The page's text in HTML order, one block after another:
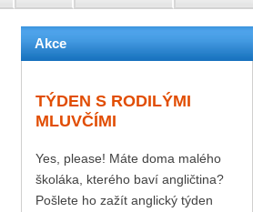
Akce
TÝDEN S RODILÝMI
MLUVČÍMI
Yes, please! Máte doma malého
školáka, kterého baví angličtina?
Pošlete ho zažít anglický týden